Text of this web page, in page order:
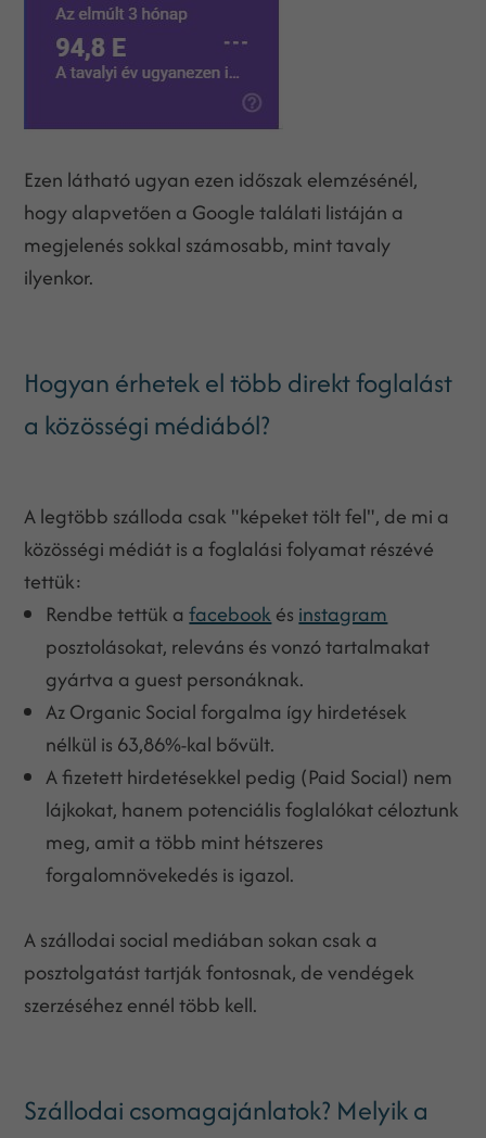
Ezen látható ugyan ezen időszak elemzésénél,
hogy alapvetően a Google találati listáján a
megjelenés sokkal számosabb, mint tavaly
ilyenkor.
Hogyan érhetek el több direkt foglalást
a közösségi médiából?
A legtöbb szálloda csak "képeket tölt fel", de mi a
közösségi médiát is a foglalási folyamat részévé
tettük:
Rendbe tettük afacebookés instagram
posztolásokat, releváns és vonzó tartalmakat
gyártva a guest personáknak.
Az Organic Social forgalma így hirdetések
nélkül is 63,86%-kal bővült.
A fizetett hirdetésekkel pedig (Paid Social) nem
lájkokat, hanem potenciális foglalókat céloztunk
meg, amit a több mint hétszeres
forgalomnövekedés is igazol.
A szállodai social mediában sokan csak a
posztolgatást tartják fontosnak, de vendégek
szerzéséhez ennél több kell.
Szállodai csomagajánlatok? Melyik a